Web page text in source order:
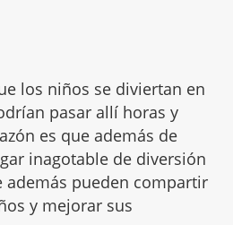
los niños se diviertan en
pasar allí horas y
es que además de
inagotable de diversión
además pueden compartir
y mejorar sus